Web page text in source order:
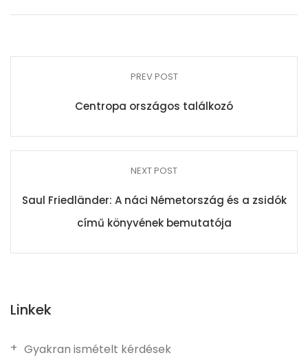
PREV POST
Centropa országos találkozó
NEXT POST
Saul Friedländer: A náci Németország és a zsidók
című könyvének bemutatója
Linkek
Gyakran ismételt kérdések